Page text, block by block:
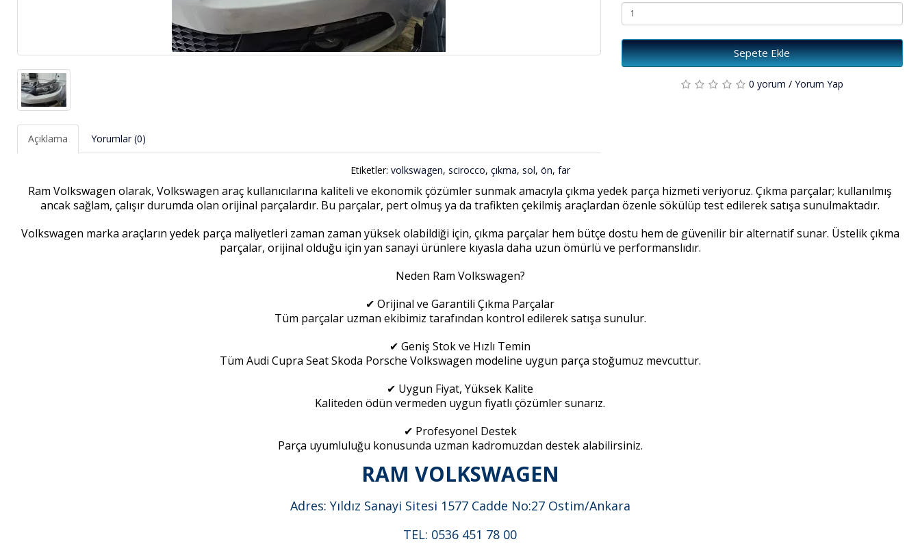
Açıklama Yorumlar (0)
Sepete Ekle
0 yorum /Yorum Yap
Etiketler: volkswagen, scirocco, çıkma, sol, ön, far
Ram Volkswagen olarak, Volkswagen araç kullanıcılarına kaliteli ve ekonomik çözümler sunmak amacıyla çıkma yedek parça hizmeti veriyoruz. Çıkma parçalar; kullanılmış
ancak sağlam, çalışır durumda olan orijinal parçalardır. Bu parçalar, pert olmuş ya da trafikten çekilmiş araçlardan özenle sökülüp test edilerek satışa sunulmaktadır.
Volkswagen marka araçların yedek parça maliyetleri zaman zaman yüksek olabildiği için, çıkma parçalar hem bütçe dostu hem de güvenilir bir alternatif sunar. Üstelik çıkma
parçalar, orijinal olduğu için yan sanayi ürünlere kıyasla daha uzun ömürlü ve performanslıdır.
Neden Ram Volkswagen?
✔ Orijinal ve Garantili Çıkma Parçalar
Tüm parçalar uzman ekibimiz tarafından kontrol edilerek satışa sunulur.
✔ Geniş Stok ve Hızlı Temin
Tüm Audi Cupra Seat Skoda Porsche Volkswagen modeline uygun parça stoğumuz mevcuttur.
✔ Uygun Fiyat, Yüksek Kalite
Kaliteden ödün vermeden uygun fiyatlı çözümler sunarız.
✔ Profesyonel Destek
Parça uyumluluğu konusunda uzman kadromuzdan destek alabilirsiniz.
RAM VOLKSWAGEN
Adres: Yıldız Sanayi Sitesi 1577 Cadde No:27 Ostim/Ankara
TEL: 0536 451 78 00